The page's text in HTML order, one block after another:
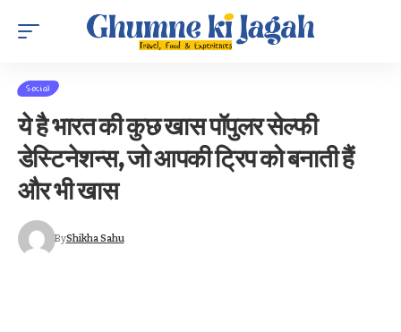
Social
ये है भारत की कुछ खास पॉपुलर सेल्फी
डेस्टिनेशन्स, जो आपकी ट्रिप को बनाती हैं
और भी खास
ByShikha Sahu